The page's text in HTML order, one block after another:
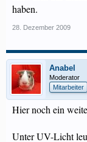
haben.
28. Dezember 2009
Anabel
Moderator
Mitarbeiter
Hier noch ein
Unter UV-Licht